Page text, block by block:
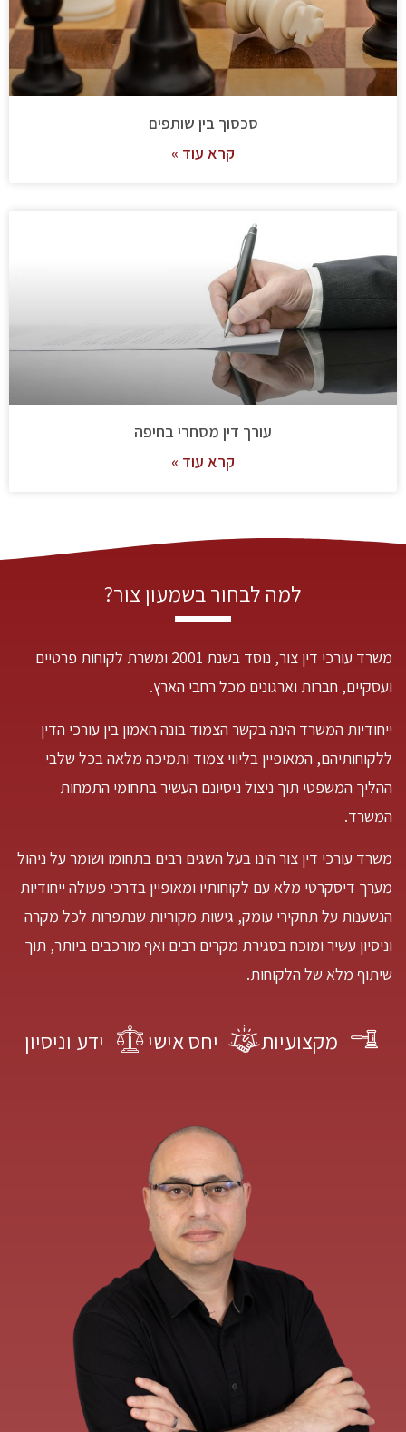
סכסוך בין שותפים
קרא עוד »
עורך דין מסחרי בחיפה
קרא עוד »
למה לבחור בשמעון צור?
משרד עורכי דין צור, נוסד בשנת 2001 ומשרת לקוחות פרטיים
ועסקיים, חברות וארגונים מכל רחבי הארץ.
ייחודיות המשרד הינה בקשר הצמוד בונה האמון בין עורכי הדין
ללקוחותיהם, המאופיין בליווי צמוד ותמיכה מלאה בכל שלבי
ההליך המשפטי תוך ניצול ניסיונם העשיר בתחומי התמחות
המשרד.
משרד עורכי דין צור הינו בעל השגים רבים בתחומו ושומר על ניהול
מערך דיסקרטי מלא עם לקוחותיו ומאופיין בדרכי פעולה ייחודיות
הנשענות על תחקירי עומק, גישות מקוריות שנתפרות לכל מקרה
וניסיון עשיר ומוכח בסגירת מקרים רבים ואף מורכבים ביותר, תוך
שיתוף מלא של הלקוחות.
מקצועיות יחס אישי ידע וניסיון